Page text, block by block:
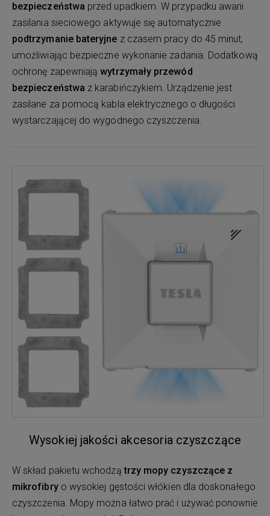
bezpieczeństwa przed upadkiem. W przypadku awarii
zasilania sieciowego aktywuje się automatycznie
podtrzymanie bateryjne z czasem pracy do 45 minut,
umożliwiając bezpieczne wykonanie zadania. Dodatkową
ochronę zapewniająwytrzymały przewód
bezpieczeństwa z karabińczykiem. Urządzenie jest
zasilane za pomocą kabla elektrycznego o długości
wystarczającej do wygodnego czyszczenia.
Wysokiej jakości akcesoria czyszczące
W skład pakietu wchodzątrzy mopy czyszczące z
mikrofibryo wysokiej gęstości włókien dla doskonałego
czyszczenia. Mopy można łatwo prać i używać ponownie